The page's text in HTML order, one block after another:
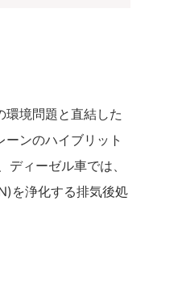
境問題と直結した
ンのハイブリット
ディーゼル車では、
を浄化する排気後処